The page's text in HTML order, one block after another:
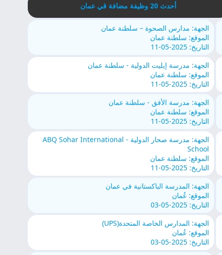
أحدث 20 وظيفة مضافة قي عمان
الجهة: مدارس الصحوة – سلطنة عمان
الموقع: سلطنة عمان
التاريخ: 2025-05-11
الجهة: مدرسة إيليت الدولية - سلطنة عمان
الموقع: سلطنة عمان
التاريخ: 2025-05-11
الجهة: مدرسة الأفق - سلطنة عمان
الموقع: سلطنة عمان
التاريخ: 2025-05-11
الجهة: مدرسة صحار الدولية - ABQ Sohar International
School
الموقع: سلطنة عمان
التاريخ: 2025-05-11
الجهة: المدرسة الباكستانية في عمان
الموقع: عُمان
التاريخ: 2025-05-03
الجهة: المدارس الخاصة المتحدة(UPS)
الموقع: عُمان
التاريخ: 2025-05-03